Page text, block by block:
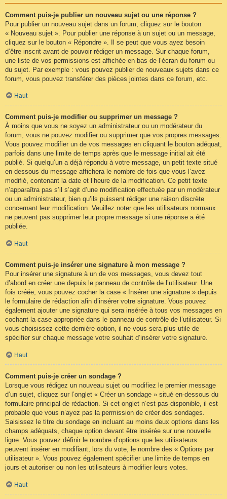
Comment puis-je publier un nouveau sujet ou une réponse ?
Pour publier un nouveau sujet dans un forum, cliquez sur le bouton
« Nouveau sujet ». Pour publier une réponse à un sujet ou un message,
cliquez sur le bouton « Répondre ». Il se peut que vous ayez besoin
d’être inscrit avant de pouvoir rédiger un message. Sur chaque forum,
une liste de vos permissions est affichée en bas de l’écran du forum ou
du sujet. Par exemple : vous pouvez publier de nouveaux sujets dans ce
forum, vous pouvez transférer des pièces jointes dans ce forum, etc.
Haut
Comment puis-je modifier ou supprimer un message ?
À moins que vous ne soyez un administrateur ou un modérateur du
forum, vous ne pouvez modifier ou supprimer que vos propres messages.
Vous pouvez modifier un de vos messages en cliquant le bouton adéquat,
parfois dans une limite de temps après que le message initial ait été
publié. Si quelqu’un a déjà répondu à votre message, un petit texte situé
en dessous du message affichera le nombre de fois que vous l’avez
modifié, contenant la date et l’heure de la modification. Ce petit texte
n’apparaîtra pas s’il s’agit d’une modification effectuée par un modérateur
ou un administrateur, bien qu’ils puissent rédiger une raison discrète
concernant leur modification. Veuillez noter que les utilisateurs normaux
ne peuvent pas supprimer leur propre message si une réponse a été
publiée.
Haut
Comment puis-je insérer une signature à mon message ?
Pour insérer une signature à un de vos messages, vous devez tout
d’abord en créer une depuis le panneau de contrôle de l’utilisateur. Une
fois créée, vous pouvez cocher la case « Insérer une signature » depuis
le formulaire de rédaction afin d’insérer votre signature. Vous pouvez
également ajouter une signature qui sera insérée à tous vos messages en
cochant la case appropriée dans le panneau de contrôle de l’utilisateur. Si
vous choisissez cette dernière option, il ne vous sera plus utile de
spécifier sur chaque message votre souhait d’insérer votre signature.
Haut
Comment puis-je créer un sondage ?
Lorsque vous rédigez un nouveau sujet ou modifiez le premier message
d’un sujet, cliquez sur l’onglet « Créer un sondage » situé en-dessous du
formulaire principal de rédaction. Si cet onglet n’est pas disponible, il est
probable que vous n’ayez pas la permission de créer des sondages.
Saisissez le titre du sondage en incluant au moins deux options dans les
champs adéquats, chaque option devant être insérée sur une nouvelle
ligne. Vous pouvez définir le nombre d’options que les utilisateurs
peuvent insérer en modifiant, lors du vote, le nombre des « Options par
utilisateur ». Vous pouvez également spécifier une limite de temps en
jours et autoriser ou non les utilisateurs à modifier leurs votes.
Haut